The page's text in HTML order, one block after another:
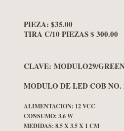
PIEZA: $35.00
TIRA C/10 PIEZAS $ 300.00
CLAVE: MODULO29/
MODULO DE LED COB NO.
ALIMENTACION: 12 VCC
CONSUMO: 3.6 W
MEDIDAS: 8.5 X 3.5 X 1 CM